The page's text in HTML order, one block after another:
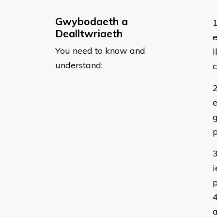
Gwybodaeth a
Dealltwriaeth
You need to know and
understand: